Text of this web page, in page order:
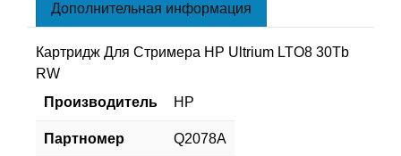
Дополнительная информация
Картридж Для Стримера HP Ultrium LTO8 30Tb
RW
Производитель
HP
Партномер Q2078A